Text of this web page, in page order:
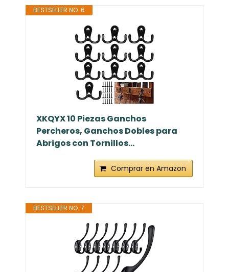
BESTSELLER NO. 6
XKQYX 10 Piezas Ganchos
Percheros, Ganchos Dobles para
Abrigos con Tornillos...
Comprar en Amazon
BESTSELLER NO. 7